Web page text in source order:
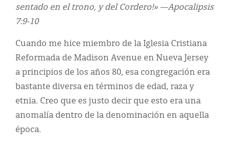
sentado en el trono, y del Cordero!» —Apocalipsis
7:9-10
Cuando me hice miembro de la Iglesia Cristiana
Reformada de Madison Avenue en Nueva Jersey
a principios de los años 80, esa congregación era
bastante diversa en términos de edad, raza y
etnia. Creo que es justo decir que esto era una
anomalía dentro de la denominación en aquella
época.